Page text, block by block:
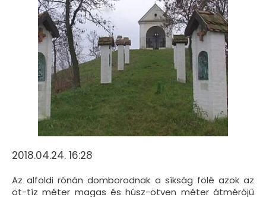
2018.04.24. 16:28
Az alföldi rónán domborodnak a síkság fölé azok az
öt-tíz méter magas és húsz-ötven méter átmérőjű